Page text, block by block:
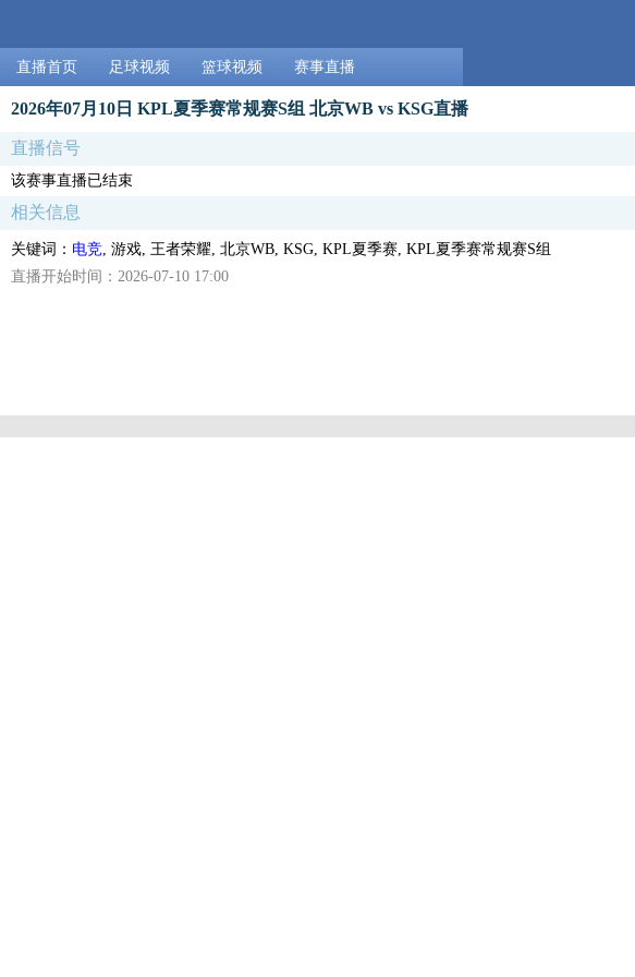
直播首页 足球视频 篮球视频 赛事直播
2026年07月10日 KPL夏季赛常规赛S组 北京WB vs KSG直播
直播信号
该赛事直播已结束
相关信息
关键词： 电竞 , 游戏, 王者荣耀, 北京WB, KSG, KPL夏季赛, KPL夏季赛常规赛S组
直播开始时间：2026-07-10 17:00